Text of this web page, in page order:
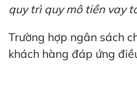
quy trì quy mô tiền vay
Trường hợp ngân sách
khách hàng đáp ứng